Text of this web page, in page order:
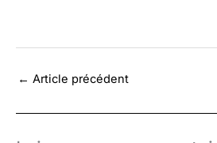
← Article précédent